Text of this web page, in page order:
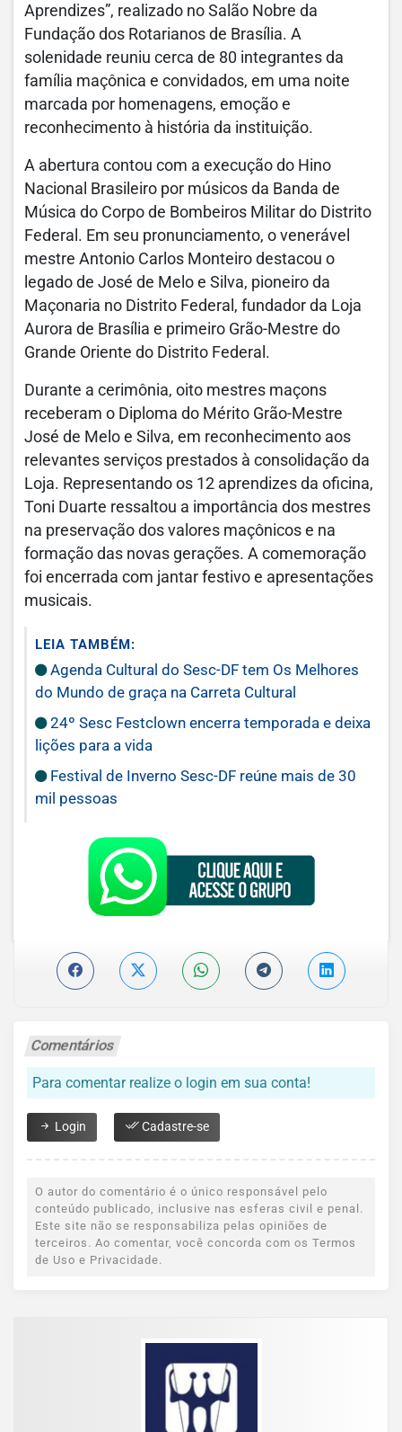
Aprendizes”, realizado no Salão Nobre da
Fundação dos Rotarianos de Brasília. A
solenidade reuniu cerca de 80 integrantes da
família maçônica e convidados, em uma noite
marcada por homenagens, emoção e
reconhecimento à história da instituição.
A abertura contou com a execução do Hino
Nacional Brasileiro por músicos da Banda de
Música do Corpo de Bombeiros Militar do Distrito
Federal. Em seu pronunciamento, o venerável
mestre Antonio Carlos Monteiro destacou o
legado de José de Melo e Silva, pioneiro da
Maçonaria no Distrito Federal, fundador da Loja
Aurora de Brasília e primeiro Grão-Mestre do
Grande Oriente do Distrito Federal.
Durante a cerimônia, oito mestres maçons
receberam o Diploma do Mérito Grão-Mestre
José de Melo e Silva, em reconhecimento aos
relevantes serviços prestados à consolidação da
Loja. Representando os 12 aprendizes da oficina,
Toni Duarte ressaltou a importância dos mestres
na preservação dos valores maçônicos e na
formação das novas gerações. A comemoração
foi encerrada com jantar festivo e apresentações
musicais.
LEIA TAMBÉM:
Agenda Cultural do Sesc-DF tem Os Melhores
do Mundo de graça na Carreta Cultural
24º Sesc Festclown encerra temporada e deixa
lições para a vida
Festival de Inverno Sesc-DF reúne mais de 30
mil pessoas
Comentários
Para comentar realize o login em sua conta!
Login Cadastre-se
O autor do comentário é o único responsável pelo
conteúdo publicado, inclusive nas esferas civil e penal.
Este site não se responsabiliza pelas opiniões de
terceiros. Ao comentar, você concorda com os Termos
de Uso e Privacidade.